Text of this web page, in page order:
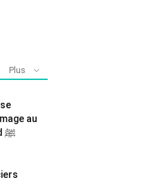
Plus
au
Prophète Mohammed ﷺ